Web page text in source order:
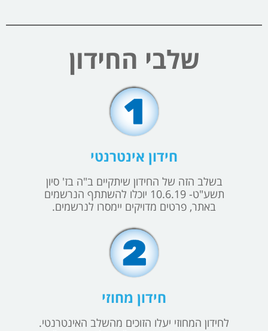
שלבי החידון
חידון אינטרנטי
בשלב הזה של החידון שיתקיים ב"ה בז' סיון
תשע"ט- 10.6.19 יוכלו להשתתף הנרשמים
באתר, פרטים מדויקים יימסרו לנרשמים.
חידון מחוזי
לחידון המחוזי יעלו הזוכים מהשלב האינטרנטי.